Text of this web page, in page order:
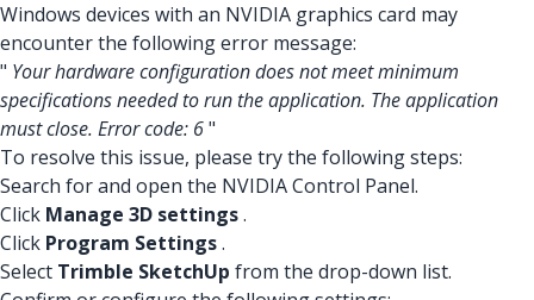
Windows devices with an NVIDIA graphics card may
encounter the following error message:
" Your hardware configuration does not meet minimum
specifications needed to run the application. The application
must close. Error code: 6"
To resolve this issue, please try the following steps:
Search for and open the NVIDIA Control Panel.
Click Manage 3D settings.
Click Program Settings.
Select Trimble SketchUp from the drop-down list.